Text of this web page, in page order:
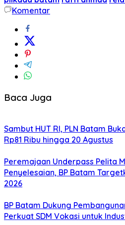
Komentar
Baca Juga
Sambut HUT RI, PLN Batam
Rp81 Ribu hingga 20 Agustus
Peremajaan Underpass Pelita
Penyelesaian, BP Batam
2026
BP Batam Dukung
Perkuat SDM Vokasi untuk